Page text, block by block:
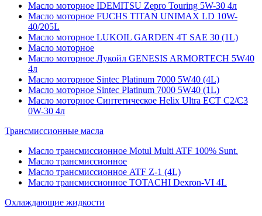
Масло моторное IDEMITSU Zepro Touring 5W-30 4л
Масло моторное FUCHS TITAN UNIMAX LD 10W-
40/205L
Масло моторное LUKOIL GARDEN 4Т SAE 30 (1L)
Масло моторное
Масло моторное Лукойл GENESIS ARMORTECH 5W40
4л
Масло моторное Sintec Platinum 7000 5W40 (4L)
Масло моторное Sintec Platinum 7000 5W40 (1L)
Масло моторное Синтетическое Helix Ultra ECT C2/C3
0W-30 4л
Трансмиссионные масла
Масло трансмиссионное Motul Multi ATF 100% Sunt.
Масло трансмиссионное
Масло трансмиссионное ATF Z-1 (4L)
Масло трансмиссионное TOTACHI Dexron-VI 4L
Охлаждающие жидкости